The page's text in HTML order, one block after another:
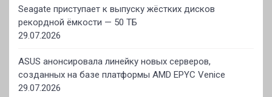
Seagate приступает к выпуску жёстких дисков
рекордной ёмкости — 50 ТБ
29.07.2026
ASUS анонсировала линейку новых серверов,
созданных на базе платформы AMD EPYC Venice
29.07.2026